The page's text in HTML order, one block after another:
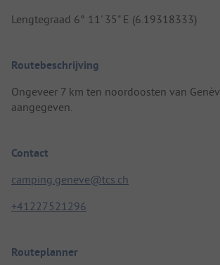
Lengtegraad 6° 11' 35" E (6.19318333)
Routebeschrijving
Ongeveer 7 km ten noordoosten van
aangegeven.
Contact
camping.geneve@tcs.ch
+41227521296
Routeplanner